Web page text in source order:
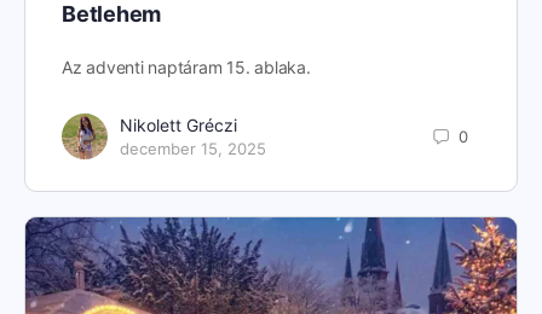
Betlehem
Az adventi naptáram 15. ablaka.
Nikolett Gréczi
december 15, 2025
0